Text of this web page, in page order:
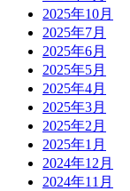
2025年10月
2025年7月
2025年6月
2025年5月
2025年4月
2025年3月
2025年2月
2025年1月
2024年12月
2024年11月